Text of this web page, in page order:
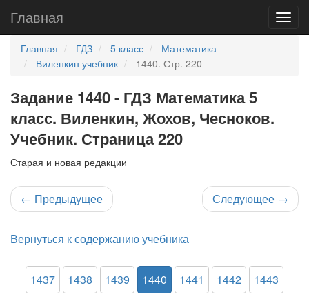
Главная
Главная ГДЗ 5 класс
Математика
Виленкин учебник
1440. Стр. 220
Задание 1440 - ГДЗ Математика 5
класс. Виленкин, Жохов, Чесноков.
Учебник. Страница 220
Старая и новая редакции
← Предыдущее Следующее →
Вернуться к содержанию учебника
1437 1438 1439 1440 1441 1442 1443